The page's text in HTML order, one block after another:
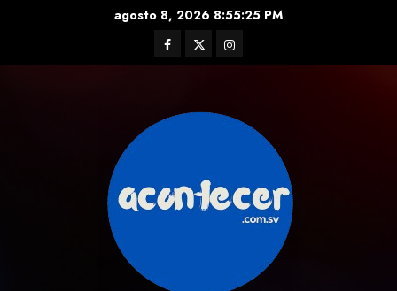
agosto 8, 2026 8:55:26 PM
Facebook
TwitterInstagram